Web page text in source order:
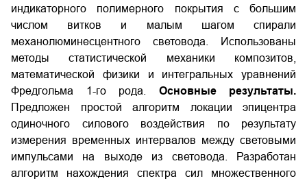
индикаторного полимерного покрытия с большим
числом витков и малым шагом спирали
механолюминесцентного световода. Использованы
методы статистической механики композитов,
математической физики и интегральных уравнений
Фредгольма 1-го рода. Основные результаты.
Предложен простой алгоритм локации эпицентра
одиночного силового воздействия по результату
измерения временных интервалов между световыми
импульсами на выходе из световода. Разработан
алгоритм нахождения спектра сил множественного